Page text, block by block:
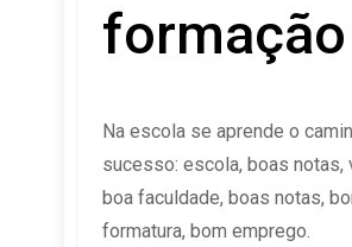
formação
Na escola se aprende o
sucesso: escola, boas notas,
boa faculdade, boas notas,
formatura, bom emprego.